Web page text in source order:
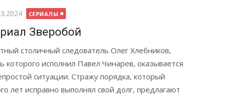
СЕРИАЛЫ
Зверобой
столичный следователь Олег Хлебников,
которого исполнил Павел Чинарев, оказывается
ситуации. Стражу порядка, который
лет исправно выполнял свой долг, предлагают